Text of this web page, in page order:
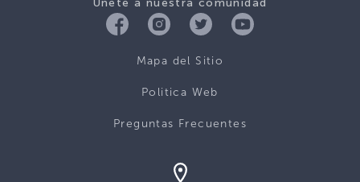
Únete a nuestra comunidad
Mapa del Sitio
Politica Web
Preguntas Frecuentes